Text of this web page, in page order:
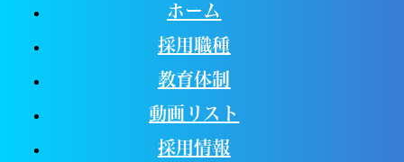
ホーム
採用職種
教育体制
動画リスト
採用情報